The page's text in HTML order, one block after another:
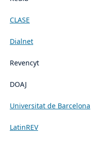
CLASE
Dialnet
Revencyt
DOAJ
Universitat de Barcelona
LatinREV